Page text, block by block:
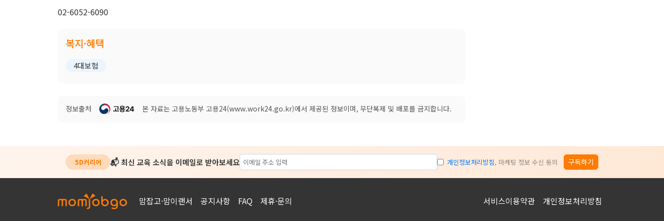
02-6052-6090
복지·혜택
4대보험
정보출처 본 자료는 고용노동부 고용24(www.work24.go.kr)에서 제공된 정보이며, 무단복제 및 배포를 금지합니다.
5D커리어 📬 최신 교육 소식을 이메일로 받아보세요 개인정보처리방침, 마케팅 정보 수신 동의 구독하기
맘잡고·맘이랜서 공지사항 FAQ 제휴·문의 서비스이용약관 개인정보처리방침